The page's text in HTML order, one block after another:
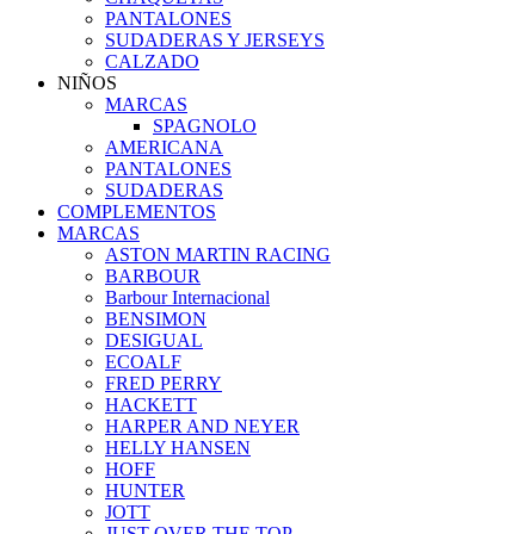
PANTALONES
SUDADERAS Y JERSEYS
CALZADO
NIÑOS
MARCAS
SPAGNOLO
AMERICANA
PANTALONES
SUDADERAS
COMPLEMENTOS
MARCAS
ASTON MARTIN RACING
BARBOUR
Barbour Internacional
BENSIMON
DESIGUAL
ECOALF
FRED PERRY
HACKETT
HARPER AND NEYER
HELLY HANSEN
HOFF
HUNTER
JOTT